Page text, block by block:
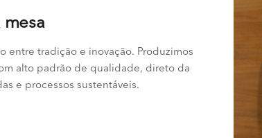
entre tradição e inovação. Produzimos
alto padrão de qualidade, direto da
e processos sustentáveis.